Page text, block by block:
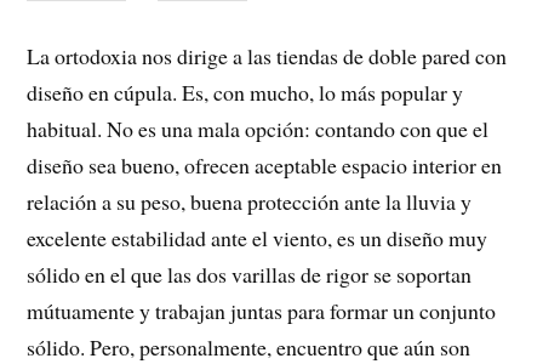
La ortodoxia nos dirige a las tiendas de doble pared con
diseño en cúpula. Es, con mucho, lo más popular y
habitual. No es una mala opción: contando con que el
diseño sea bueno, ofrecen aceptable espacio interior en
relación a su peso, buena protección ante la lluvia y
excelente estabilidad ante el viento, es un diseño muy
sólido en el que las dos varillas de rigor se soportan
mútuamente y trabajan juntas para formar un conjunto
sólido. Pero, personalmente, encuentro que aún son